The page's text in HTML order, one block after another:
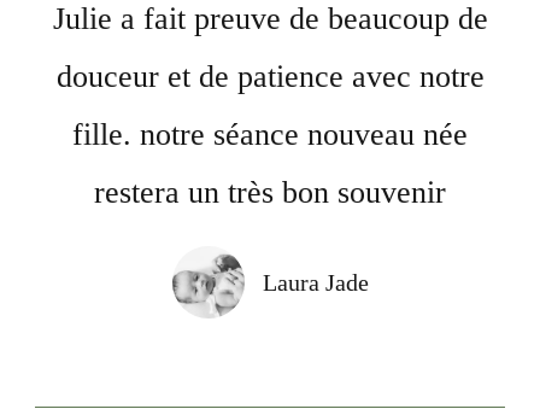
Julie a fait preuve de beaucoup de
douceur et de patience avec notre
fille. notre séance nouveau née
restera un très bon souvenir
Laura Jade